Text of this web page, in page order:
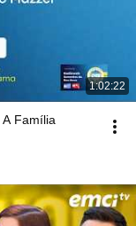
1:02:22
Família